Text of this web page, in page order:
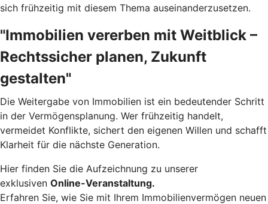
sich frühzeitig mit diesem Thema auseinanderzusetzen.
"Immobilien vererben mit Weitblick –
Rechtssicher planen, Zukunft
gestalten"
Die Weitergabe von Immobilien ist ein bedeutender Schritt
in der Vermögensplanung. Wer frühzeitig handelt,
vermeidet Konflikte, sichert den eigenen Willen und schafft
Klarheit für die nächste Generation.
Hier finden Sie die Aufzeichnung zu unserer
exklusiven Online-Veranstaltung.
Erfahren Sie, wie Sie mit Ihrem Immobilienvermögen neuen